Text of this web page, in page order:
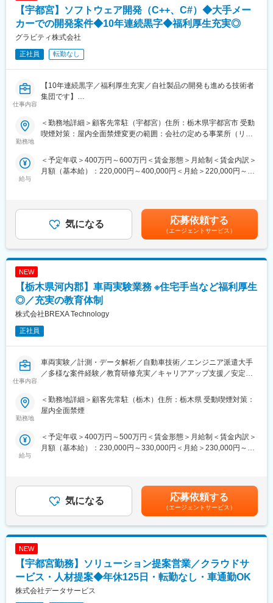
■当社について：
様々なニーズにお応えし、ベストアンサーを提供するエンジニア
集団です。システムのコンサルティング及び設計・開発、ソフト
ウェアの設計・開発・導入、ハードウェアの販売・導入を行って
おります。
事業内容は画像解析／画像処理・人工知能（AI）・loT・トレーサ
ビリティ・業務システム・マシン制御がメインとなります。
一部、二部上場企業からの生産管理システムの受託開発を主とし
て、ユーザーからの高い評価を得ています。
顧客と深い信頼関係が築けていることが特徴です。
■企業の魅力
同社は堅実・着実の経営方針のもと、設立以来『赤字決算なし』
の健全な経営体質で、2022年には東証スタンダード市場へ上場、
更なる事業拡大を目指し続けています。日本を代表する大手企業
は自動車業界、エレクトロニクス業界、エネルギー、情報・通信
業界と幅広く特定顧客に寄っていない為、安定性した会社経営を
■同社の特徴・働き方
（1）充実の研修制度…同社認定資格約200に対し最大30万円の資
まで会社が全額負担。社員の自己研鑽をバックアップしていま
す。
タクトを取り、案件状況を把握している為です。結果として良好
なワークライフバランスが維持でき、定着率は約95％と、動きの
激しいIT業界において屈指の定着率を誇ります。
（3）面談…年に2回上長とコミュニケーションを重視した目標管
に寄り添ったキャリア形成の支援を行っています。
■働きやすさ
同社は厚生労働省認定「えるぼし」を最高評価を取得。多様な人
材の活躍を積極的に支援しています。
【宇都宮】ソフトウェア開発（C++、C#）◆大手メー
カーでの開発案件◆10年連続黒字◆福利厚生充実◎
グラビティ株式会社
正社員 転勤なし
仕事内容
【10年連続黒字／福利厚生充実／自社製品の開発も進める技術者
集団です】
■業務内容：
・製造現場の自動化・品質向上を支えるマシンビジョン製品向け
きます。
・Windowsアプリケーションや組込みソフトウェアの開発に携わ
■業務詳細：
・ソフトウェア開発の全工程（要件定義～設計・実装・テスト・
レビュー）に関与
・モデルベースでの設計や、UMLを用いた要件可視化／設計のス
・アジャイル型の開発スタイルで、ユーザーからのフィードバッ
クを迅速に反映
■PJTアサインまでの準備期間について：
・次回案件に向けた予習（開発手法向上期間：外部パートナーや
研修動画有）自身の技術向上期間として活用いただけます。
■当ポジションの魅力：
・働きやすさ：柔軟なリモートワーク制度（PJTによる）・平均
ーションから居心地の良い環境となり定着率が向上
・当社では、技術者が「今、何をやりたいのか」「今後どうなっ
ていきたいのか」を大切にしています。例えば、経験はまだ浅い
変更の範囲：会社の定める業務
勤務地
＜勤務地詳細＞顧客先常駐（宇都宮）住所：栃木県宇都宮市 受動
喫煙対策：屋内全面禁煙変更の範囲：会社の定める事業所（リモ
給与
＜予定年収＞400万円～600万円＜賃金形態＞月給制＜賃金内訳＞
月額（基本給）：220,000円～400,000円＜月給＞220,000円～
給：年1回■賞与：年6回（夏季1回、冬季1回、インセンティブ4
回）※インセンティブは勤怠・客先評価を反映して３か月毎に支
給。賃金はあくまでも目安の金額であり、選考を通じて上下する
可能性があります。月給(月額)は固定手当を含めた表記です。
気になる 応募依頼する
（エージェントサービス）
NEW
【栃木県河内郡】車両実験業務 ※住宅手当など福利厚生
◎／充実の教育体制
株式会社BREXA Technology
正社員
仕事内容
車両実験／計測・データ解析／自動車技術／エンジニア派遣大手
／多様な案件経験／教育研修充実／キャリアアップ支援／安定基
◆職務概要：各種メーカーの開発パートナーとして技術者派遣業
を運営している当社の顧客先にて下記業務をお任せします。
車両実験業務
１．実験準備、走行、評価、計測（計測器の設置含む）、撤収、
３．休日出勤有り（2か月に1回程度）
４．国内出張有り（2か月に1回程度で、主に1泊程度、最大2週間
連続）
※ご経験スキルに応じて別案件の打診をさせていただく場合もござ
います。ご面接の際に志向性に合わせて様々お話しできればと思
◆働く環境：配属先によって多少前後しますが全社月平均残業時
間は20時間程度になります。また、年休120日程度や充実した教
育制度など働きやすい環境を整えております。
勤務地
＜勤務地詳細＞顧客先常駐（栃木）住所：栃木県 受動喫煙対策：
屋内全面禁煙
給与
＜予定年収＞400万円～500万円＜賃金形態＞月給制＜賃金内訳＞
月額（基本給）：230,000円～330,000円＜月給＞230,000円～
の金額であり、選考を通じて上下する可能性があります。月給(月
額)は固定手当を含めた表記です。
気になる 応募依頼する
（エージェントサービス）
NEW
【宇都宮勤務】ソリューション提案営業／クラウドサ
ービス・人材提案◆年休125日・転勤なし・車通勤OK
株式会社データサービス